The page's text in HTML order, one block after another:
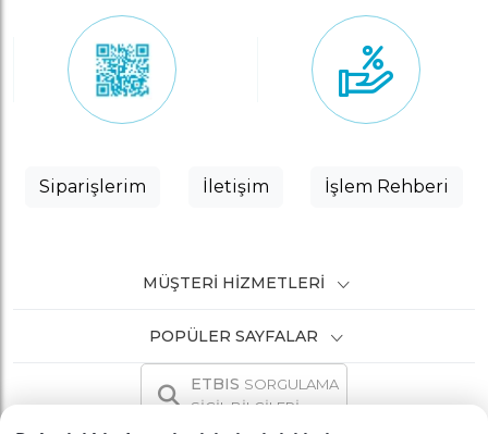
Siparişlerim İletişim İşlem Rehberi
MÜŞTERI HIZMETLERI
POPÜLER SAYFALAR
ETBIS SORGULAMA
SİCİL BİLGİLERİ